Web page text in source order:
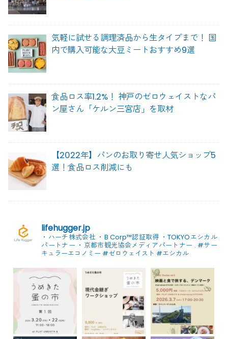
気軽に試せる調理済品から生タイプまで！ 国
内で購入可能な大豆ミートおすすめ9選
食品ロス率1.2%！ 神戸のゼロウェイストなパ
ン屋さん「ケルン三宮店」を取材
【2022年】パンのお取り寄せ人気ショップ5
選！食品ロス削減にも
lifehugger.jp
・ハーチ株式会社 ・B Corp™認証取得 ・TOKYOエシカル
パートナー ・京都市観光協会メディアパートナー . #サー
キュラーエコノミー #ゼロウェイスト #エシカル